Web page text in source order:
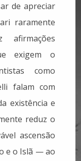
de apreciar
raramente
exigem o
como
falam com
existência e
reduz o
ascensão
e o Islã — ao